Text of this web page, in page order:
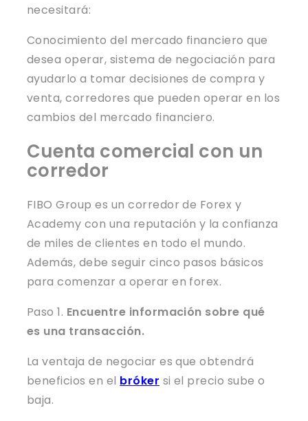
necesitará:
Conocimiento del mercado financiero que
desea operar, sistema de negociación para
ayudarlo a tomar decisiones de compra y
venta, corredores que pueden operar en los
cambios del mercado financiero.
Cuenta comercial con un
corredor
FIBO Group es un corredor de Forex y
Academy con una reputación y la confianza
de miles de clientes en todo el mundo.
Además, debe seguir cinco pasos básicos
para comenzar a operar en forex.
Paso 1. Encuentre información sobre qué
es una transacción.
La ventaja de negociar es que obtendrá
beneficios en el bróker si el precio sube o
baja.